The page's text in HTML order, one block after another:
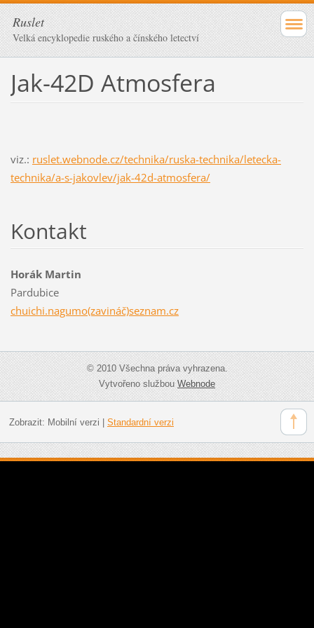
Ruslet
Velká encyklopedie ruského a čínského letectví
Jak-42D Atmosfera
viz.: ruslet.webnode.cz/technika/ruska-technika/letecka-
technika/a-s-jakovlev/jak-42d-atmosfera/
Kontakt
Horák Martin
Pardubice
chuichi.nagumo(zavináč)seznam.cz
© 2010 Všechna práva vyhrazena.
Vytvořeno službouWebnode
Zobrazit: Mobilní verzi Standardní verzi